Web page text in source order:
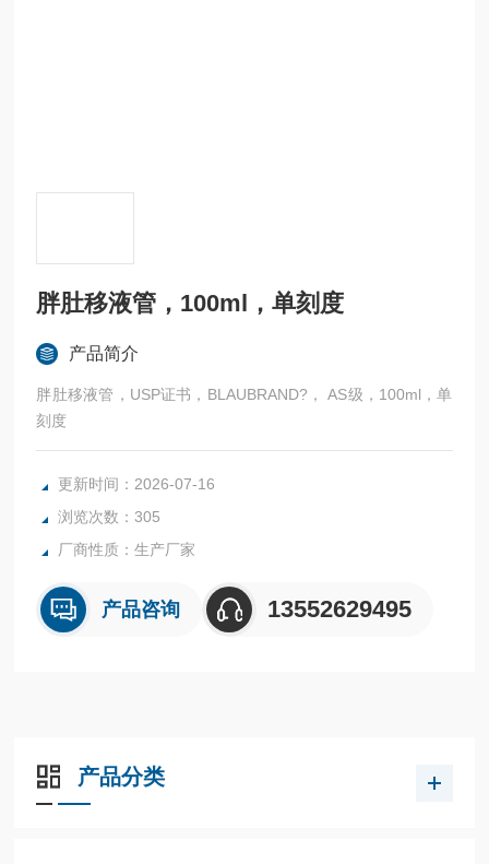
胖肚移液管，100ml，单刻度
产品简介
胖肚移液管，USP证书，BLAUBRAND?， AS级，100ml，单
刻度
更新时间：2026-07-16
浏览次数：305
厂商性质：生产厂家
产品咨询 13552629495
产品分类